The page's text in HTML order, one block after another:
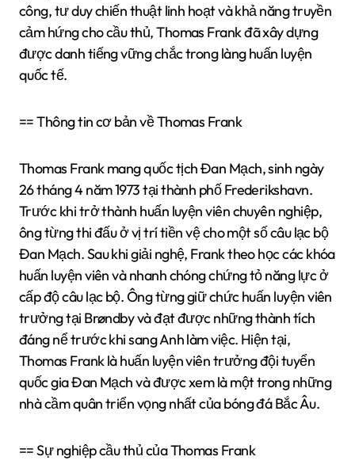
công, tư duy chiến thuật linh hoạt và khả năng truyền
cảm hứng cho cầu thủ, Thomas Frank đã xây dựng
được danh tiếng vững chắc trong làng huấn luyện
quốc tế.
== Thông tin cơ bản về Thomas Frank
Thomas Frank mang quốc tịch Đan Mạch, sinh ngày
26 tháng 4 năm 1973 tại thành phố Frederikshavn.
Trước khi trở thành huấn luyện viên chuyên nghiệp,
ông từng thi đấu ở vị trí tiền vệ cho một số câu lạc bộ
Đan Mạch. Sau khi giải nghệ, Frank theo học các khóa
huấn luyện viên và nhanh chóng chứng tỏ năng lực ở
cấp độ câu lạc bộ. Ông từng giữ chức huấn luyện viên
trưởng tại Brøndby và đạt được những thành tích
đáng nể trước khi sang Anh làm việc. Hiện tại,
Thomas Frank là huấn luyện viên trưởng đội tuyển
quốc gia Đan Mạch và được xem là một trong những
nhà cầm quân triển vọng nhất của bóng đá Bắc Âu.
== Sự nghiệp cầu thủ của Thomas Frank